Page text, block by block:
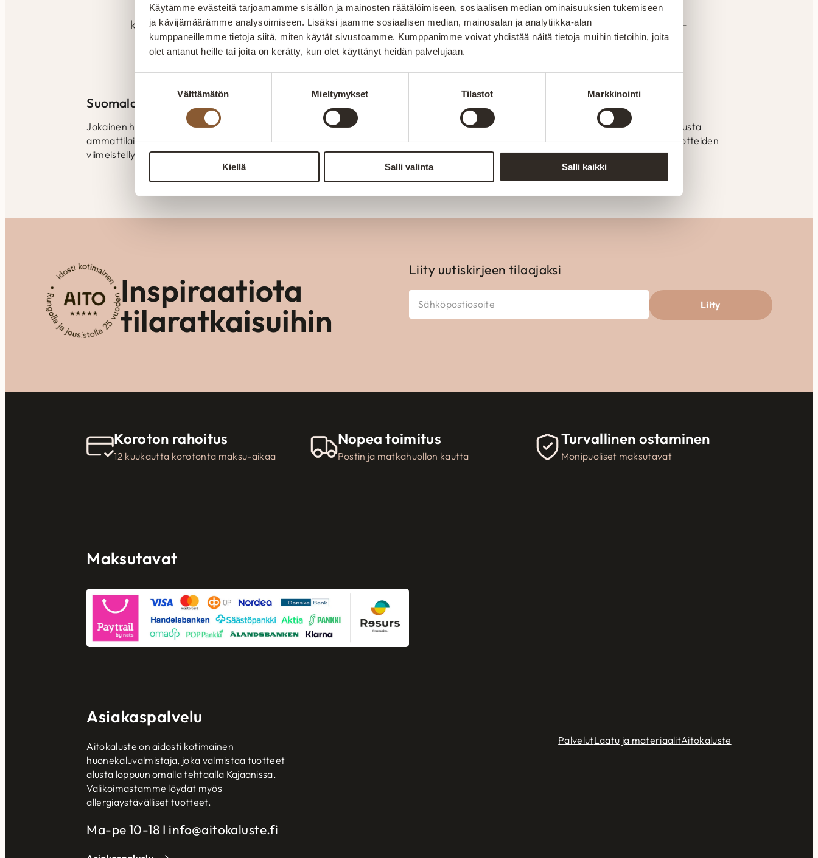
Käytämme evästeitä tarjoamamme sisällön ja mainosten räätälöimiseen, sosiaalisen median ominaisuuksien tukemiseen
ja kävijämäärämme analysoimiseen. Lisäksi jaamme sosiaalisen median, mainosalan ja analytiikka-alan
kumppaneillemme tietoja siitä, miten käytät sivustoamme. Kumppanimme voivat yhdistää näitä tietoja muihin tietoihin, joita
olet antanut heille tai joita on kerätty, kun olet käyttänyt heidän palvelujaan.
Välttämätön Mieltymykset Tilastot Markkinointi
Kiellä Salli valinta Salli kaikki
seuraamaan laatua ja varmistamaan tuotteiden kestävyys. Henkilökunnan ammattitaidolla ja vuosien
kokemuksella pyritään kuuntelemaan ja räätälöimään tuotteet asiakkaiden toiveiden mukaan. Yksilöllisesti-
tilaan kuin tilaan. Kaikki valikoimamme huonekalut valmistetaan Kajaanin tehtaalla. Aitokalusteelle
myönnetty Avainlippu-merkki kertoo Suomessa valmistetuista tuotteista. Pidämme ylpeästi yllä
suomalaisen työn lippua.
Suomalaista laatutyötä
Jokainen huonekalu valmistetaan huolellisesti kokeneiden
ammattilaisten käsissä. Laatu näkyy rakenteissa, materiaaleissa ja
viimeistellyissä yksityiskohdissa.
Valmistetaan Kainuussa Suomessa
Aitokalusteen huonekalut valmistetaan Kajaanin tehtaalla alusta
loppuun. Oma tuotanto mahdollistaa laadun valvonnan ja tuotteiden
räätälöinnin asiakkaiden tarpeisiin.
Inspiraatiota
tilaratkaisuihin
Liity uutiskirjeen tilaajaksi
Liity
Koroton rahoitus
12 kuukautta korotonta maksu-aikaa
Nopea toimitus
Postin ja matkahuollon kautta
Turvallinen ostaminen
Monipuoliset maksutavat
Maksutavat
Asiakaspalvelu
Aitokaluste on aidosti kotimainen
huonekaluvalmistaja, joka valmistaa tuotteet
alusta loppuun omalla tehtaalla Kajaanissa.
Valikoimastamme löydät myös
allergiaystävälliset tuotteet.
Ma-pe 10-18 I info@aitokaluste.fi
PalvelutLaatu ja materiaalitAitokaluste